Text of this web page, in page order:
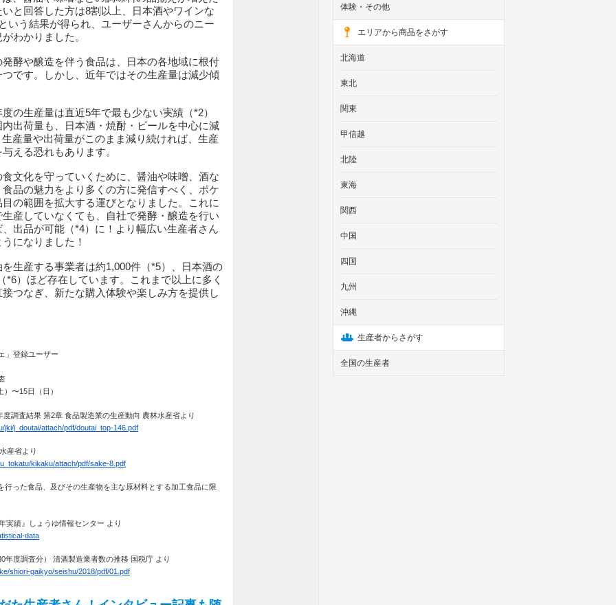
と回答した方は8割以上、日本酒やワインな
いう結果が得られ、ユーザーさんからのニー
わかりました。
酵や醸造を伴う食品は、日本の各地域に根付
です。しかし、近年ではその生産量は減少傾
の生産量は直近5年で最も少ない実績（*2）
出荷量も、日本酒・焼酎・ビールを中心に減
産量や出荷量がこのまま減り続ければ、生産
える恐れもあります。
文化を守っていくために、醤油や味噌、酒な
品の魅力をより多くの方に発信すべく、ポケ
の範囲を拡大する運びとなりました。これに
産していなくても、自社で発酵・醸造を行い
出品が可能（*4）に！より幅広い生産者さん
になりました！
生産する事業者は約1,000件（*5）、日本酒の
*6）ほど存在しています。これまで以上に多く
つなぎ、新たな購入体験や楽しみ方を提供し
」登録ユーザー
〜15日（日）
調査結果 第2章 食品製造業の生産動向 農林水産省より
jki/j_doutai/attach/pdf/doutai_top-146.pdf
産省より
kikaku/attach/pdf/sake-8.pdf
行った食品、及びその生産物を主な原材料とする加工食品に限
績』しょうゆ情報センター より
data
年度調査分） 清酒製造業者数の推移 国税庁 より
shiori-gaikyo/seishu/2018/pdf/01.pdf
体験・その他
エリアから商品をさがす
北海道
東北
関東
甲信越
北陸
東海
関西
中国
四国
九州
沖縄
生産者からさがす
全国の生産者